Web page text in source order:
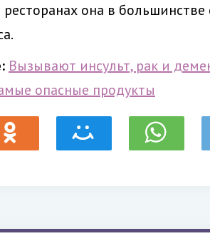
она в
Вызывают инсульт, рак и
опасные продукты